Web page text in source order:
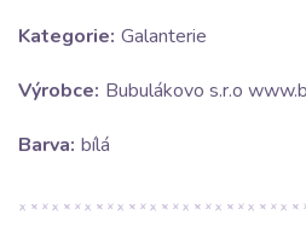
Kategorie: Galanterie
Výrobce: Bubulákovo s.r.o
Barva: bílá